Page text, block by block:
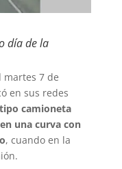
día de la
martes 7 de
en sus redes
camioneta
una curva con
, cuando en la